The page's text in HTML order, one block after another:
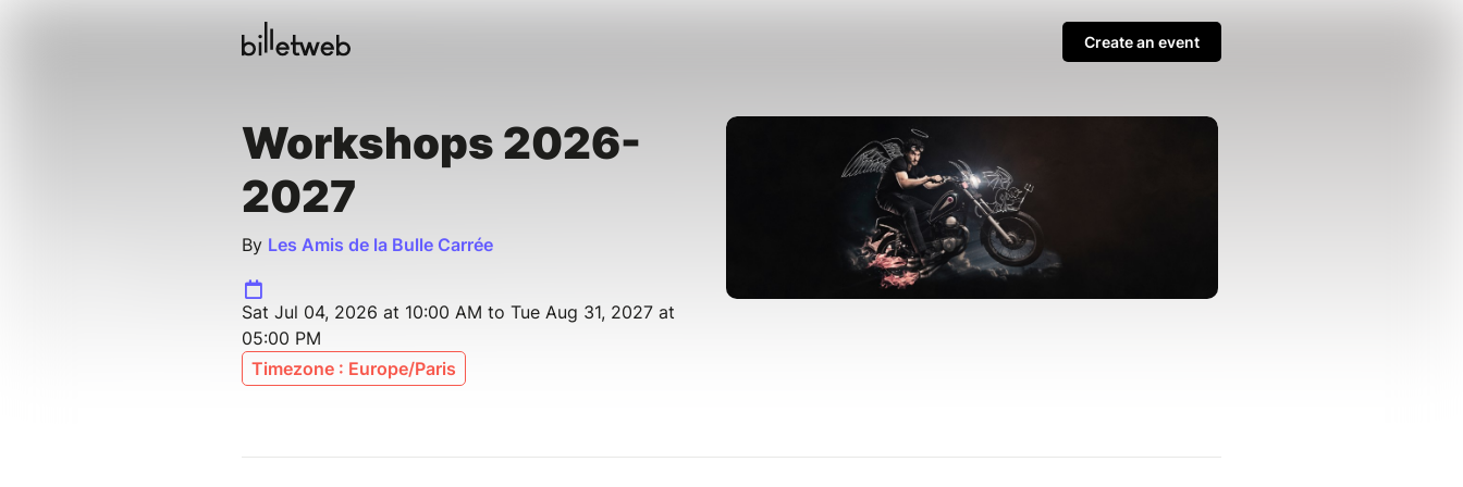
Create an event
Workshops 2026-
2027
By Les Amis de la Bulle Carrée
Sat Jul 04, 2026 at 10:00 AM to Tue Aug 31, 2027 at
05:00 PM
Timezone : Europe/Paris